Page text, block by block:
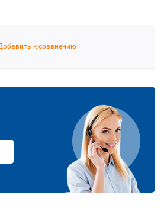
к сравнению